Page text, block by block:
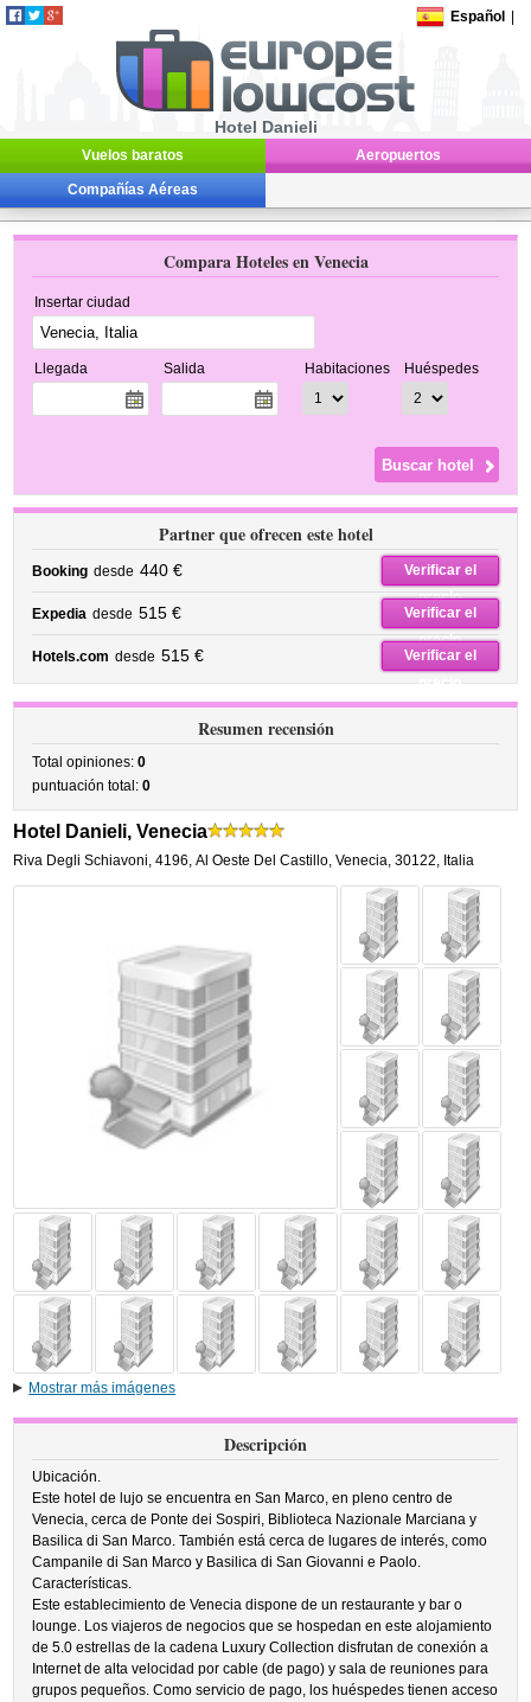
Español
Hotel Danieli
Vuelos baratos Aeropuertos
Compañías Aéreas
Compara Hoteles en Venecia
Insertar ciudad
Llegada Salida Habitaciones Huéspedes
Partner que ofrecen este hotel
Booking desde 440 €
Verificar el
precio
Expedia desde 515 €
Verificar el
precio
Hotels.com desde 515 €
Verificar el
precio
Resumen recensión
Total opiniones:0
puntuación total:0
Hotel Danieli, Venecia
Riva Degli Schiavoni, 4196,Al Oeste Del Castillo, Venecia,30122, Italia
Mostrar más imágenes
Descripción
Ubicación.
Este hotel de lujo se encuentra en San Marco, en pleno centro de
Venecia, cerca de Ponte dei Sospiri, Biblioteca Nazionale Marciana y
Basilica di San Marco. También está cerca de lugares de interés, como
Campanile di San Marco y Basilica di San Giovanni e Paolo.
Características.
Este establecimiento de Venecia dispone de un restaurante y bar o
lounge. Los viajeros de negocios que se hospedan en este alojamiento
de 5.0 estrellas de la cadena Luxury Collection disfrutan de conexión a
Internet de alta velocidad por cable (de pago) y sala de reuniones para
grupos pequeños. Como servicio de pago, los huéspedes tienen acceso